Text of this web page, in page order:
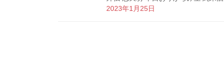
2023年1月25日